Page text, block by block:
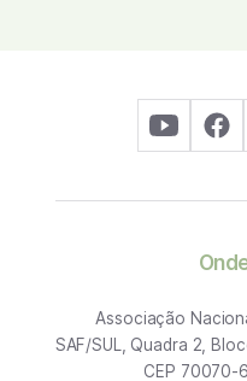
Associação
SAF/SUL, Quadra 2,
CEP 70070-